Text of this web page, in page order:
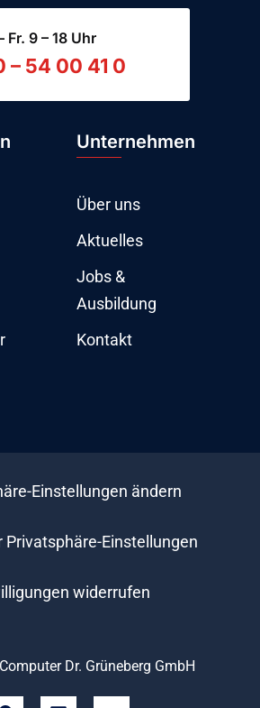
Fr. 9 – 18 Uhr
– 54 00 41 0
Unternehmen
Über uns
Aktuelles
Jobs &
Ausbildung
Kontakt
Einstellungen ändern
Privatsphäre-Einstellungen
widerrufen
Dr. Grüneberg GmbH